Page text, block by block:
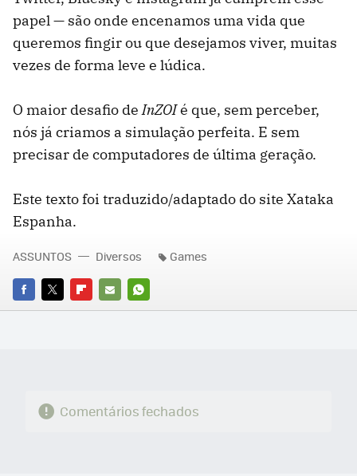
papel — são onde encenamos uma vida que
queremos fingir ou que desejamos viver, muitas
vezes de forma leve e lúdica.
O maior desafio deInZOIé que, sem perceber,
nós já criamos a simulação perfeita. E sem
precisar de computadores de última geração.
Este texto foi traduzido/adaptado do site Xataka
Espanha.
FACEBOOK
TWITTERFLIPBOARD
E-
WHATSAPP
ASSUNTOS Diversos Games
Comentários fechados